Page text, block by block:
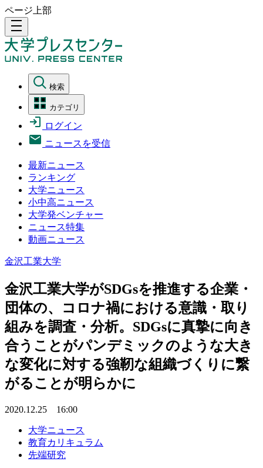
ページ上部
density_medium
検索
カテゴリ
ログイン
ニュースを受信
最新ニュース
ランキング
大学ニュース
小中高ニュース
大学発ベンチャー
ニュース特集
動画ニュース
金沢工業大学
金沢工業大学がSDGsを推進する企業・
団体の、コロナ禍における意識・取り
組みを調査・分析。SDGsに真摯に向き
合うことがパンデミックのような大き
な変化に対する強靭な組織づくりに繋
がることが明らかに
2020.12.25 16:00
大学ニュース
教育カリキュラム
先端研究